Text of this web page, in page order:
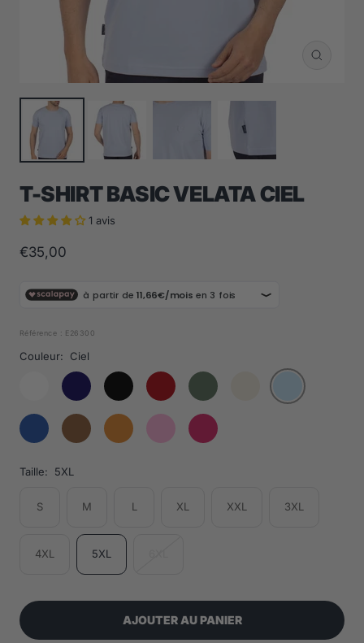
Zoom
T-SHIRT BASIC VELATA CIEL
1 avis
Prix
vente
€35,00
Référence : E26300
Couleur: Ciel
Taille: 5XL
S M L XL XXL 3XL
4XL 5XL
AJOUTER AU PANIER